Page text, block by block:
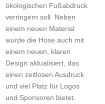
ökologischen Fußabdruck
verringern soll. Neben
einem neuen Material
wurde die Hose auch mit
einem neuen, klaren
Design aktualisiert, das
einen zeitlosen Ausdruck
und viel Platz für Logos
und Sponsoren bietet.